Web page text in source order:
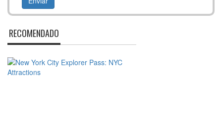
RECOMENDADO